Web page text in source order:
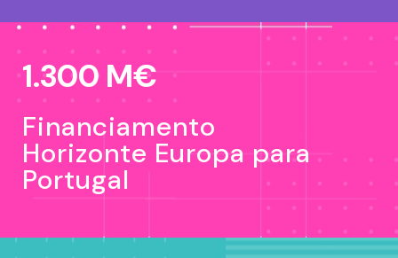
1.300 M€
Financiamento
Horizonte Europa para
Portugal